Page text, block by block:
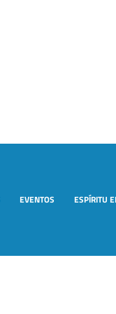
EVENTOS ESPÍRITU